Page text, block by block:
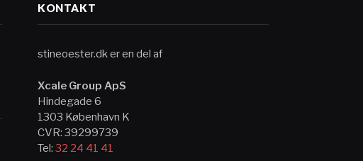
KONTAKT
stineoester.dk er en del af
Xcale Group ApS
Hindegade 6
1303 København K
CVR: 39299739
Tel: 32 24 41 41